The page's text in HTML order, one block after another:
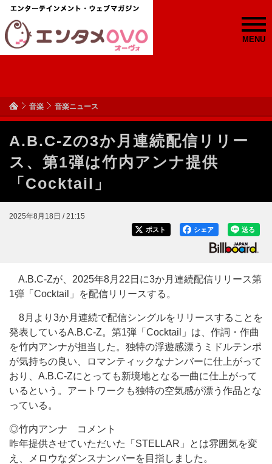
MENU
音楽 音楽ニュース
A.B.C-Zの3か月連続配信リリー
ス、第1弾は竹内アンナ提供
「Cocktail」
2025年8月18日 / 21:15
送る
シェア
ポスト
A.B.C-Zが、2025年8月22日に3か月連続配信リリース第
1弾「Cocktail」を配信リリースする。
8月より3か月連続で配信シングルをリリースすることを
発表しているA.B.C-Z。第1弾「Cocktail」は、作詞・作曲
を竹内アンナが担当した。独特の浮遊感漂うミドルテンポ
が気持ちの良い、ロマンティックなナンバーに仕上がって
おり、A.B.C-Zにとっても新境地となる一曲に仕上がって
いるという。アートワークも独特の空気感が漂う作品とな
っている。
◎竹内アンナ コメント
昨年提供させていただいた「STELLAR」とは雰囲気を変
え、メロウなダンスナンバーを目指しました。